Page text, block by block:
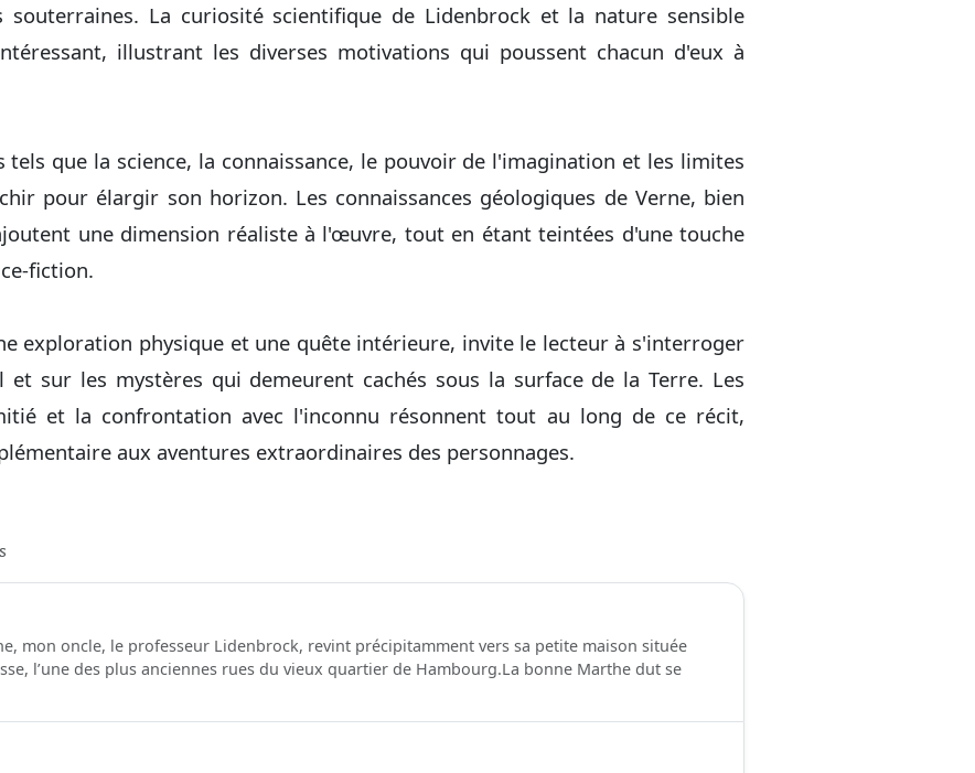
souterraines. La curiosité scientifique de Lidenbrock et la nature sensible
illustrant les diverses motivations qui poussent chacun d'eux à
tels que la science, la connaissance, le pouvoir de l'imagination et les limites
pour élargir son horizon. Les connaissances géologiques de Verne, bien
une dimension réaliste à l'œuvre, tout en étant teintées d'une touche
fiction.
exploration physique et une quête intérieure, invite le lecteur à s'interroger
sur les mystères qui demeurent cachés sous la surface de la Terre. Les
et la confrontation avec l'inconnu résonnent tout au long de ce récit,
aux aventures extraordinaires des personnages.
mon oncle, le professeur Lidenbrock, revint précipitamment vers sa petite maison située
l’une des plus anciennes rues du vieux quartier de Hambourg.La bonne Marthe dut se